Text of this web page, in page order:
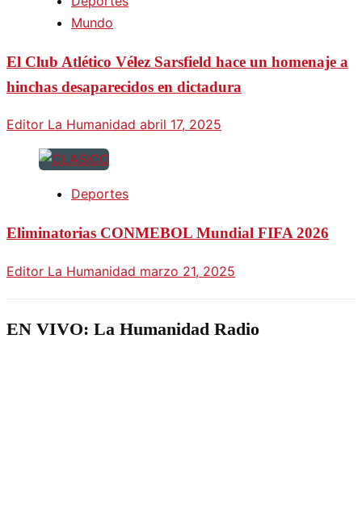
Mundo
El Club Atlético Vélez Sarsfield hace un homenaje a
hinchas desaparecidos en dictadura
Editor La Humanidad abril 17, 2025
Deportes
Eliminatorias CONMEBOL Mundial FIFA 2026
Editor La Humanidad marzo 21, 2025
EN VIVO: La Humanidad Radio